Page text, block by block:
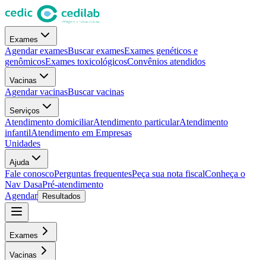
Exames
Agendar examesBuscar examesExames genéticos e
genômicosExames toxicológicosConvênios atendidos
Vacinas
Agendar vacinasBuscar vacinas
Serviços
Atendimento domiciliarAtendimento particularAtendimento
infantilAtendimento em Empresas
Unidades
Ajuda
Fale conoscoPerguntas frequentesPeça sua nota fiscalConheça o
Nav DasaPré-atendimento
Agendar
Resultados
Exames
Vacinas